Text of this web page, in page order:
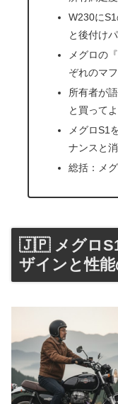
W230に
と後付け
メグロの
ぞれのマ
所有者が
と買って
メグロS1
ナンスと
総括：メ
🇯🇵 メグロS1
ザインと性